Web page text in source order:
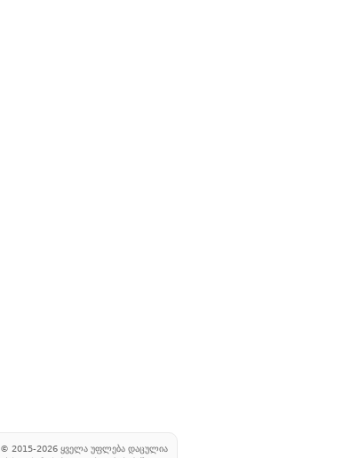
© 2015-2026 ყველა უფლება დაცულია